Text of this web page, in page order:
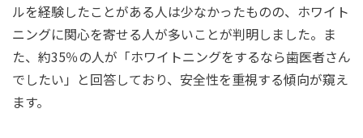
ルを経験したことがある⼈は少なかったものの、ホワイト
ニングに関⼼を寄せる⼈が多いことが判明しました。ま
た、約35％の⼈が「ホワイトニングをするなら⻭医者さん
でしたい」と回答しており、安全性を重視する傾向が窺え
ます。